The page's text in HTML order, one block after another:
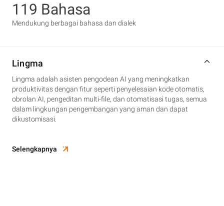
119 Bahasa
Mendukung berbagai bahasa dan dialek
Lingma
Lingma adalah asisten pengodean AI yang meningkatkan
produktivitas dengan fitur seperti penyelesaian kode otomatis,
obrolan AI, pengeditan multi-file, dan otomatisasi tugas, semua
dalam lingkungan pengembangan yang aman dan dapat
dikustomisasi.
Selengkapnya